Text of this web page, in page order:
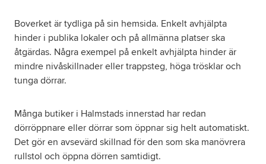
Boverket är tydliga på sin hemsida. Enkelt avhjälpta
hinder i publika lokaler och på allmänna platser ska
åtgärdas. Några exempel på enkelt avhjälpta hinder är
mindre nivåskillnader eller trappsteg, höga trösklar och
tunga dörrar.
Många butiker i Halmstads innerstad har redan
dörröppnare eller dörrar som öppnar sig helt automatiskt.
Det gör en avsevärd skillnad för den som ska manövrera
rullstol och öppna dörren samtidigt.